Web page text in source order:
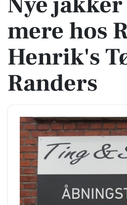
mere hos
Henrik's
Randers